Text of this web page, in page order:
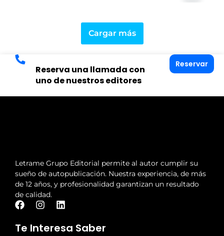
Cargar más
Reserva una llamada con
uno de nuestros editores
Reservar
Letrame Grupo Editorial permite al autor cumplir su
sueño de autopublicación. Nuestra experiencia, de más
de 12 años, y profesionalidad garantizan un resultado
de calidad.
Te Interesa Saber